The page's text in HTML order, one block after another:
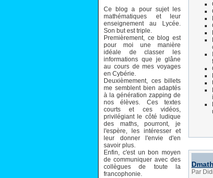
Ce blog a pour sujet les
mathématiques et leur
enseignement au Lycée.
Son but est triple.
Premièrement, ce blog est
pour moi une manière
idéale de classer les
informations que je glâne
au cours de mes voyages
en Cybérie.
Deuxièmement, ces billets
me semblent bien adaptés
à la génération zapping de
nos élèves. Ces textes
courts et ces vidéos,
privilégiant le côté ludique
des maths, pourront, je
l'espère, les intéresser et
leur donner l'envie d'en
savoir plus.
Enfin, c'est un bon moyen
de communiquer avec des
collègues de toute la
francophonie.
Par